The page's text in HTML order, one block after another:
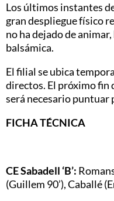
Los últimos instantes
gran despliegue físico
no ha dejado de
balsámica.
El filial se ubica
directos. El próximo fin
será necesario puntuar
FICHA TÉCNICA
CE Sabadell ‘B’:
(Guillem 90’), Caballé